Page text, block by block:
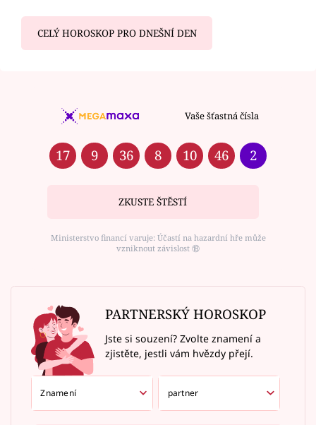
CELÝ HOROSKOP PRO DNEŠNÍ DEN
Vaše šťastná čísla
17 9 36 8 10 46 2
ZKUSTE ŠTĚSTÍ
Ministerstvo financí varuje: Účastí na hazardní hře může
vzniknout závislost ⑱
PARTNERSKÝ HOROSKOP
Jste si souzení? Zvolte znamení a
zjistěte, jestli vám hvězdy přejí.